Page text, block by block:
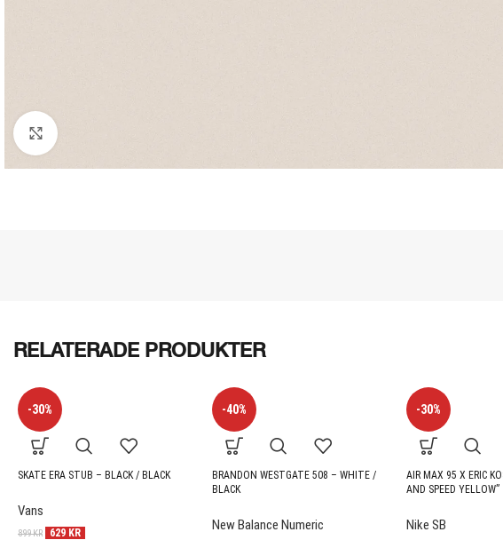
RELATERADE PRODUKTER
-30%
SKATE ERA STUB – BLACK / BLACK
Vans
899KR 629 KR
-40%
BRANDON WESTGATE 508 – WHITE /
BLACK
New Balance Numeric
-30%
AIR MAX 95 X ERIC
AND SPEED YELLOW”
Nike SB